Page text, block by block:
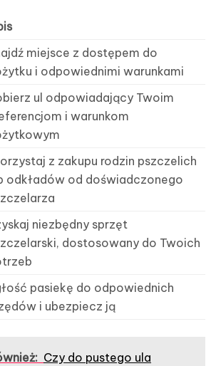
miejsce z dostępem do
i odpowiednimi warunkami
ul odpowiadający Twoim
i warunkom
z zakupu rodzin pszczelich
odkładów od doświadczonego
niezbędny sprzęt
dostosowany do Twoich
pasiekę do odpowiednich
i ubezpiecz ją
Czy do pustego ula